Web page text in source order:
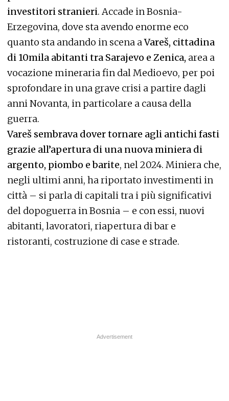
investitori stranieri. Accade in Bosnia-
Erzegovina, dove sta avendo enorme eco
quanto sta andando in scena aVareš, cittadina
di 10mila abitanti tra Sarajevo e Zenica, area a
vocazione mineraria fin dal Medioevo, per poi
sprofondare in una grave crisi a partire dagli
anni Novanta, in particolare a causa della
guerra.
Vareš sembrava dover tornare agli antichi fasti
grazie all’apertura di una nuova miniera di
argento, piombo e barite, nel 2024. Miniera che,
negli ultimi anni, ha riportato investimenti in
città – si parla di capitali tra i più significativi
del dopoguerra in Bosnia – e con essi, nuovi
abitanti, lavoratori, riapertura di bar e
ristoranti, costruzione di case e strade.